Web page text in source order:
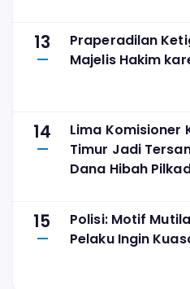
13
Praperadilan
Majelis Hakim
14
Lima Komisioner
Timur Jadi
Dana Hibah
15
Polisi: Motif
Pelaku Ingin